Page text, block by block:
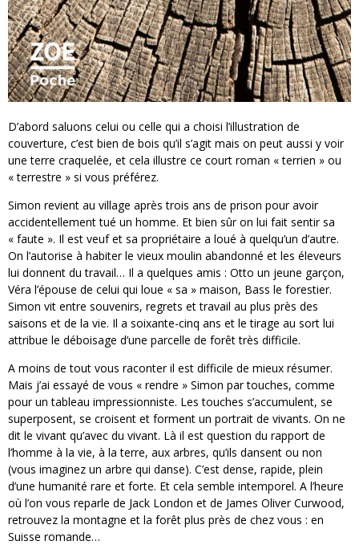
D’abord saluons celui ou celle qui a choisi l’illustration de
couverture, c’est bien de bois qu’il s’agit mais on peut aussi y voir
une terre craquelée, et cela illustre ce court roman « terrien » ou
« terrestre » si vous préférez.
Simon revient au village après trois ans de prison pour avoir
accidentellement tué un homme. Et bien sûr on lui fait sentir sa
« faute ». Il est veuf et sa propriétaire a loué à quelqu’un d’autre.
On l’autorise à habiter le vieux moulin abandonné et les éleveurs
lui donnent du travail… Il a quelques amis : Otto un jeune garçon,
Véra l’épouse de celui qui loue « sa » maison, Bass le forestier.
Simon vit entre souvenirs, regrets et travail au plus près des
saisons et de la vie. Il a soixante-cinq ans et le tirage au sort lui
attribue le déboisage d’une parcelle de forêt très difficile.
A moins de tout vous raconter il est difficile de mieux résumer.
Mais j’ai essayé de vous « rendre » Simon par touches, comme
pour un tableau impressionniste. Les touches s’accumulent, se
superposent, se croisent et forment un portrait de vivants. On ne
dit le vivant qu’avec du vivant. Là il est question du rapport de
l’homme à la vie, à la terre, aux arbres, qu’ils dansent ou non
(vous imaginez un arbre qui danse). C’est dense, rapide, plein
d’une humanité rare et forte. Et cela semble intemporel. A l’heure
où l’on vous reparle de Jack London et de James Oliver Curwood,
retrouvez la montagne et la forêt plus près de chez vous : en
Suisse romande…